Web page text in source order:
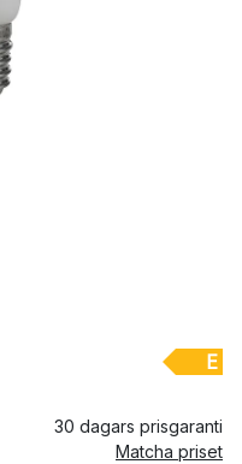
E
30 dagars prisgaranti
Matcha priset